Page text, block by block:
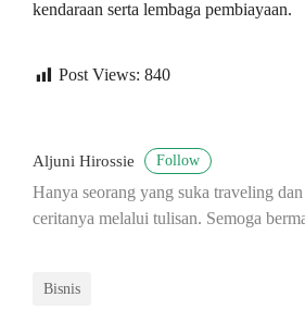
kendaraan serta lembaga pembiayaan.
Post Views: 840
Aljuni Hirossie Follow
Hanya seorang yang suka traveling
ceritanya melalui tulisan. Semoga
Bisnis